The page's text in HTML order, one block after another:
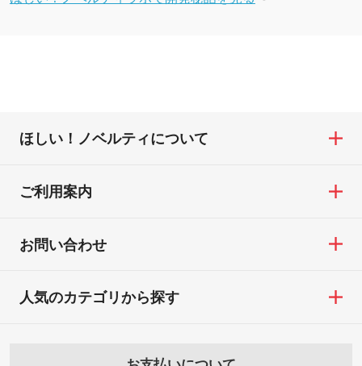
ほしい！ノベルティについて
ご利用案内
お問い合わせ
人気のカテゴリから探す